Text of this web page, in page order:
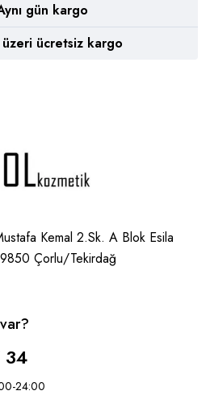
gün kargo
ücretsiz kargo
Kemal 2.Sk. A Blok Esila
Çorlu/Tekirdağ
34
24:00